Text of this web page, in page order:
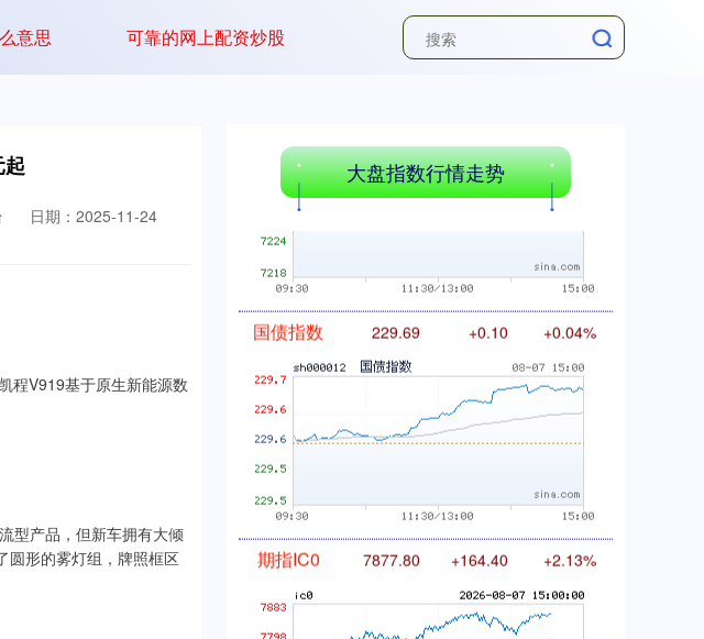
意思 可靠的网上配资炒股
日期：2025-11-24
程V919基于原生新能源数
型产品，但新车拥有大倾
圆形的雾灯组，牌照框区
大盘指数行情走势
国债指数 229.69 +0.04%
期指IC0 +164.40 +2.13%